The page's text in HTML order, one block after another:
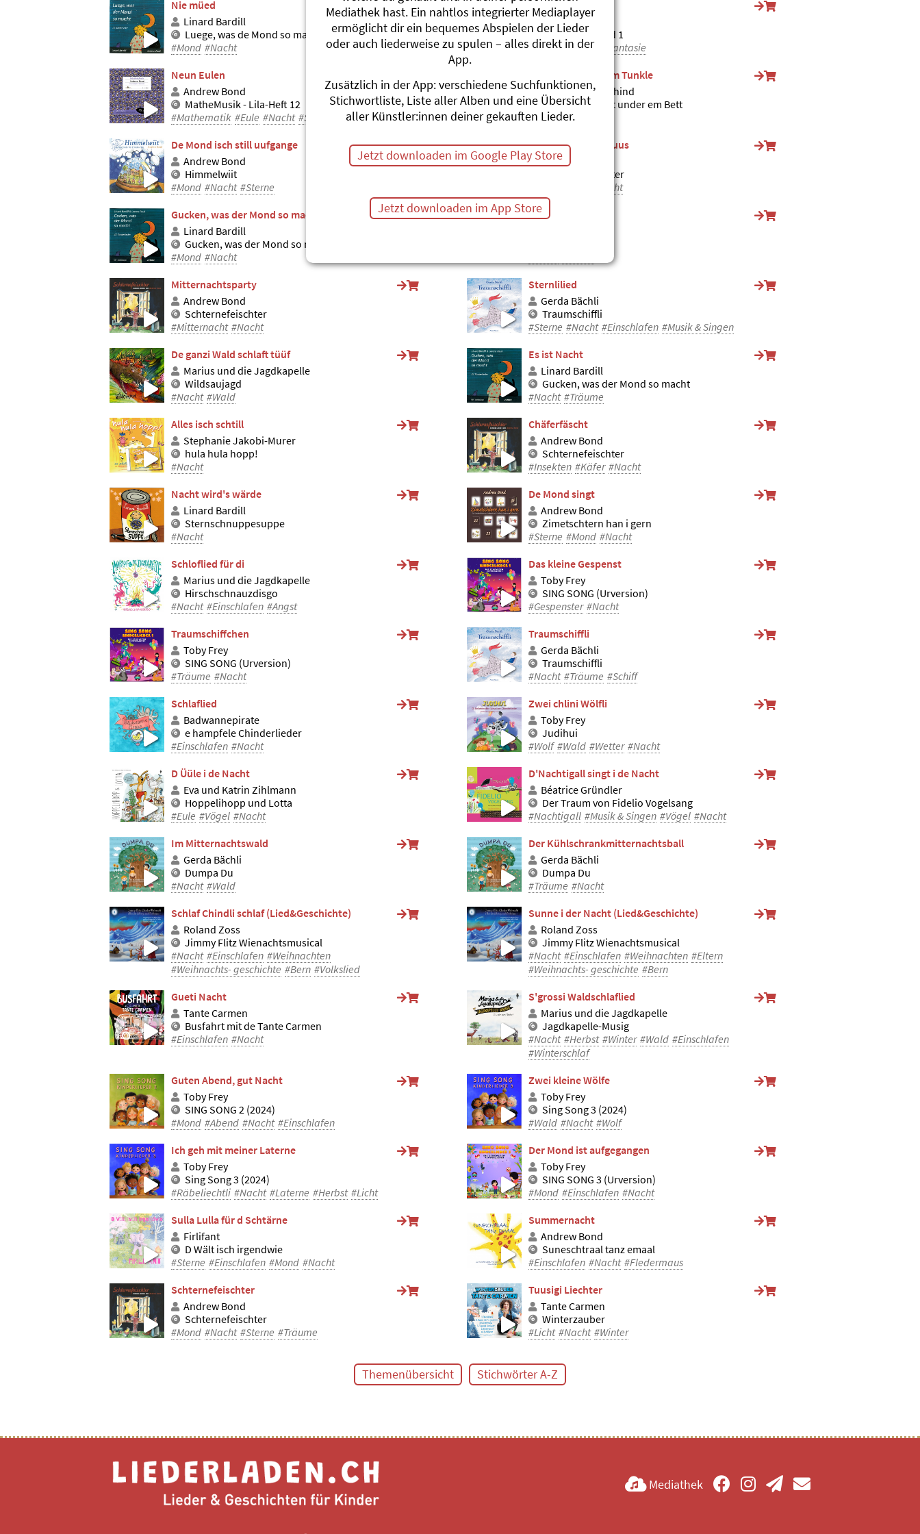
Nie müed
Linard Bardill
Luege, was de Mond so macht
#Mond #Nacht
Myni chlyni Flöte
Roland Zoss
Schlummerland 1
#Nacht #Sterne
#Fantasie
Neun Eulen
Andrew Bond
MatheMusik - Lila-Heft 12
#Mathematik #Eule #Nacht #Sterne
Irgendöppis isch im Tunkle
d Schlieremer Chind
S Gschpängscht under em Bett
#Nacht #Angst
De Mond isch still uufgange
Andrew Bond
Himmelwiit
#Mond #Nacht #Sterne
Flädermuus flüüg uus
Andrew Bond
Schternefeischter
#Nacht
Gucken, was der Mond so macht
Linard Bardill
Gucken, was der Mond so macht
#Mond #Nacht
I de Nacht (Lied)
Mitternachtsparty
Andrew Bond
Schternefeischter
#Mitternacht #Nacht
Sternlilied
Gerda Bächli
Traumschiffli
#Sterne #Nacht #Einschlafen #Musik & Singen
De ganzi Wald schlaft tüüf
Marius und die Jagdkapelle
Wildsaujagd
#Nacht #Wald
Es ist Nacht
Linard Bardill
Gucken, was der Mond so macht
#Nacht #Träume
Alles isch schtill
Stephanie Jakobi-Murer
hula hula hopp!
#Nacht
Chäferfäscht
Andrew Bond
Schternefeischter
#Insekten #Käfer #Nacht
Nacht wird's wärde
Linard Bardill
Sternschnuppesuppe
#Nacht
De Mond singt
Andrew Bond
Zimetschtern han i gern
#Sterne #Mond #Nacht
Schloflied für di
Marius und die Jagdkapelle
Hirschschnauzdisgo
#Nacht #Einschlafen #Angst
Das kleine Gespenst
Toby Frey
SING SONG (Urversion)
#Gespenster #Nacht
Traumschiffchen
Toby Frey
SING SONG (Urversion)
#Träume #Nacht
Traumschiffli
Gerda Bächli
Traumschiffli
#Nacht #Träume #Schiff
Schlaflied
Badwannepirate
e hampfele Chinderlieder
#Einschlafen #Nacht
Zwei chlini Wölfli
Toby Frey
Judihui
#Wolf #Wald #Wetter #Nacht
D Üüle i de Nacht
Eva und Katrin Zihlmann
Hoppelihopp und Lotta
#Eule #Vögel #Nacht
D'Nachtigall singt i de Nacht
Béatrice Gründler
Der Traum von Fidelio Vogelsang
#Nachtigall #Musik & Singen #Vögel #Nacht
Im Mitternachtswald
Gerda Bächli
Dumpa Du
#Nacht #Wald
Der Kühlschrankmitternachtsball
Gerda Bächli
Dumpa Du
#Träume #Nacht
Schlaf Chindli schlaf (Lied&Geschichte)
Roland Zoss
Jimmy Flitz Wienachtsmusical
#Nacht #Einschlafen #Weihnachten
#Weihnachts- geschichte #Bern #Volkslied
Sunne i der Nacht (Lied&Geschichte)
Roland Zoss
Jimmy Flitz Wienachtsmusical
#Nacht #Einschlafen #Weihnachten #Eltern
#Weihnachts- geschichte #Bern
Gueti Nacht
Tante Carmen
Busfahrt mit de Tante Carmen
#Einschlafen #Nacht
S'grossi Waldschlaflied
Marius und die Jagdkapelle
Jagdkapelle-Musig
#Nacht #Herbst #Winter #Wald #Einschlafen
#Winterschlaf
Guten Abend, gut Nacht
Toby Frey
SING SONG 2 (2024)
#Mond #Abend #Nacht #Einschlafen
Zwei kleine Wölfe
Toby Frey
Sing Song 3 (2024)
#Wald #Nacht #Wolf
Ich geh mit meiner Laterne
Toby Frey
Sing Song 3 (2024)
#Räbeliechtli #Nacht #Laterne #Herbst #Licht
Der Mond ist aufgegangen
Toby Frey
SING SONG 3 (Urversion)
#Mond #Einschlafen #Nacht
Sulla Lulla für d Schtärne
Firlifant
D Wält isch irgendwie
#Sterne #Einschlafen #Mond #Nacht
Summernacht
Andrew Bond
Suneschtraal tanz emaal
#Einschlafen #Nacht #Fledermaus
Schternefeischter
Andrew Bond
Schternefeischter
#Mond #Nacht #Sterne #Träume
Tuusigi Liechter
Tante Carmen
Winterzauber
#Licht #Nacht #Winter
Themenübersicht Stichwörter A-Z
Mediathek
Mediathek hast. Ein nahtlos integrierter Mediaplayer
ermöglicht dir ein bequemes Abspielen der Lieder
oder auch liederweise zu spulen – alles direkt in der
App.
Zusätzlich in der App: verschiedene Suchfunktionen,
Stichwortliste, Liste aller Alben und eine Übersicht
aller Künstler:innen deiner gekauften Lieder.
Jetzt downloaden im Google Play Store
Jetzt downloaden im App Store